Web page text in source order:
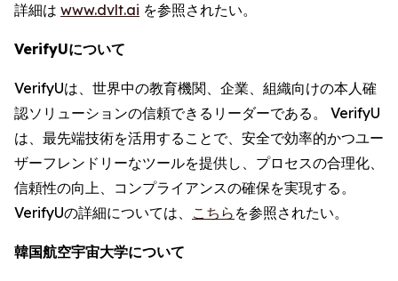
詳細は www.dvlt.ai を参照されたい。
VerifyUについて
VerifyUは、世界中の教育機関、企業、組織向けの本人確
認ソリューションの信頼できるリーダーである。 VerifyU
は、最先端技術を活用することで、安全で効率的かつユー
ザーフレンドリーなツールを提供し、プロセスの合理化、
信頼性の向上、コンプライアンスの確保を実現する。
VerifyUの詳細については、 こちら を参照されたい。
韓国航空宇宙大学について